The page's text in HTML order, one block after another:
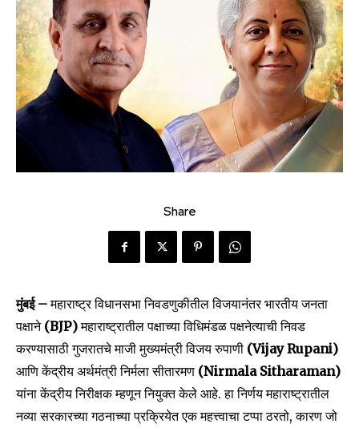
Share
मुंबई –महाराष्ट्र विधानसभा निवडणुकीतील विजयानंतर भारतीय जनता
पक्षाने(BJP)महाराष्ट्रातील पक्षाच्या विधिमंडळ पक्षनेत्याची निवड
करण्यासाठी गुजरातचे माजी मुख्यमंत्री विजय रुपाणी (Vijay Rupani)
आणि केंद्रीय अर्थमंत्री निर्मला सीतारमण (Nirmala Sitharaman)
यांना केंद्रीय निरीक्षक म्हणून नियुक्त केले आहे. हा निर्णय महाराष्ट्रातील
नव्या सरकारच्या गठनाच्या प्रक्रियेत एक महत्त्वाचा टप्पा ठरतो, कारण जो